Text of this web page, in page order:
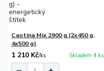
Caotina Mix 2900 g (2x450 g,
4x500 g)
1 210 Kč/ks Skladem 4 ks